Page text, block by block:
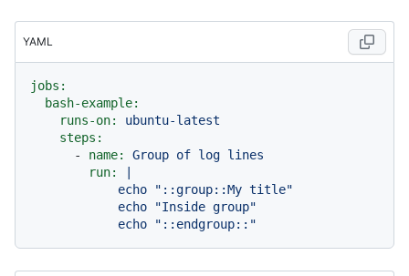
YAML
jobs:
bash-example:
runs-on:
ubuntu-latest
steps:
-
name: Group of log lines
run: